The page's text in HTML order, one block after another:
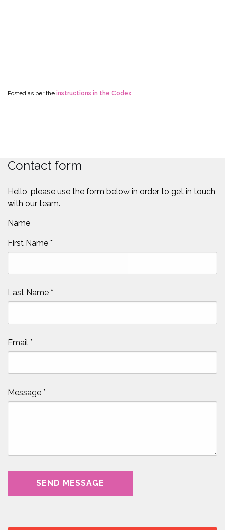
Posted as per the instructions in the Codex.
Contact form
Hello, please use the form below in order to get in touch
with our team.
Name
First Name *
Last Name *
Email *
Message *